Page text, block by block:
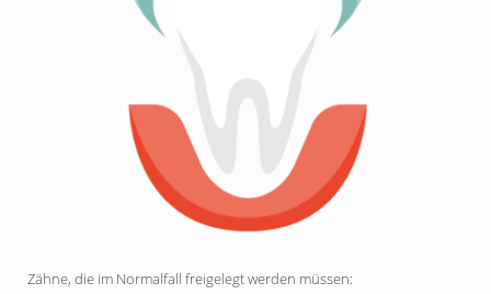
Zähne, die im Normalfall freigelegt werden müssen: